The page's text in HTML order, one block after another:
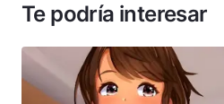
Te podría interesar